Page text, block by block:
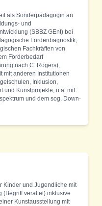
als Sonderpädagogin an
und
(SBBZ GEnt) bei
Förderdiagnostik,
Fachkräften von
Förderbedarf
nach C. Rogers),
mit anderen Institutionen
Inklusion,
und Kunstprojekte, u.a. mit
und dem sog. Down-
Kinder und Jugendliche mit
(Begriff veraltet) inklusive
Kunstausstellung mit